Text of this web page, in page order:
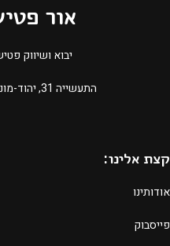
אור
יבוא ושיווק
התעשייה 31, יהוד-מונוסון 5621808 ת.ד 2789​
קצת אלינו:
אודותינו
פייסבוק